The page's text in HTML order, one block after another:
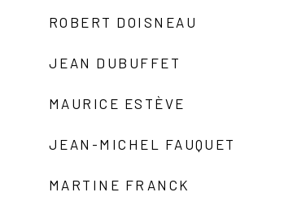
ROBERT DOISNEAU
JEAN DUBUFFET
MAURICE ESTÈVE
JEAN-MICHEL FAUQUET
MARTINE FRANCK